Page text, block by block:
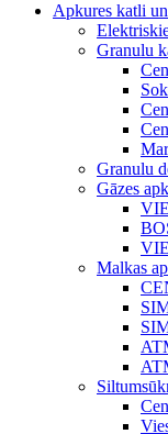
Apkures katli
Granulu
Granulu
Gāzes
Malkas